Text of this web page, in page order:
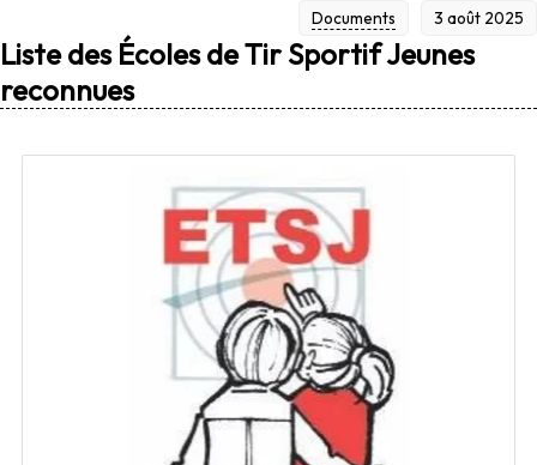
3 août 2025
Documents
Liste des Écoles de Tir Sportif Jeunes
reconnues